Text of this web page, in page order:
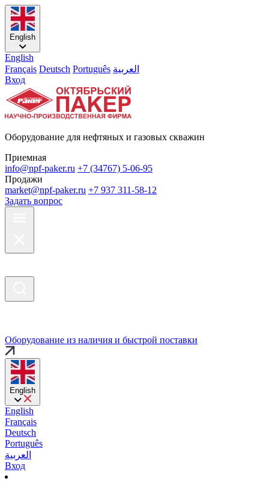
English
English
Français Deutsch Português العربية
Вход
Оборудование для нефтяных и газовых скважин
Приемная
info@npf-paker.ru +7 (34767) 5-06-95
Продажи
market@npf-paker.ru +7 937 311-58-12
Задать вопрос
Оборудование из наличия и быстрой поставки
English
English
Français
Deutsch
Português
العربية
Вход